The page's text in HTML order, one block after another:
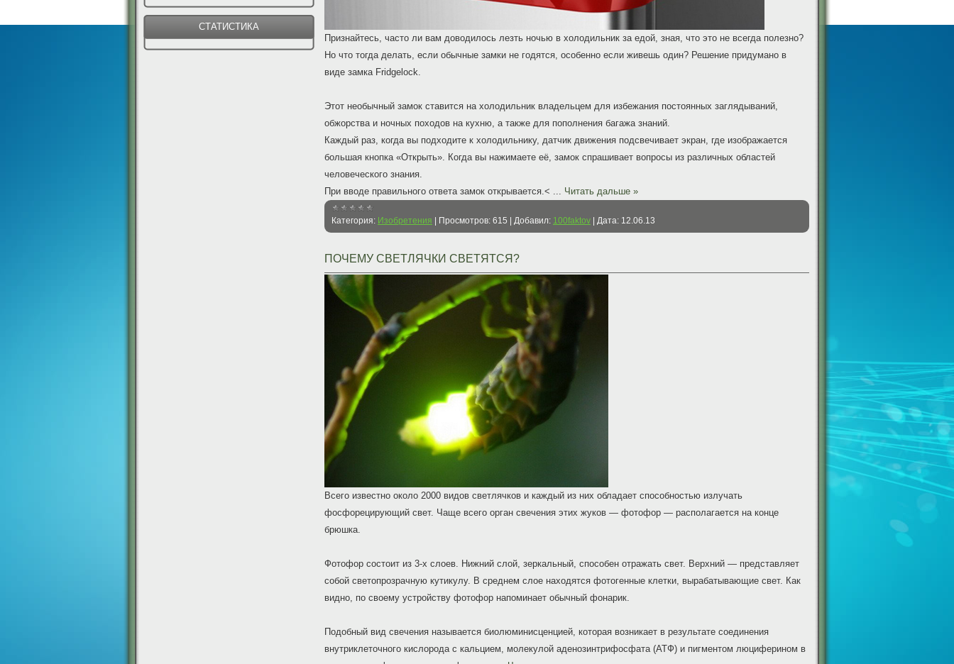
СТАТИСТИКА
Признайтесь, часто ли вам доводилось лезть ночью в холодильник за едой, зная, что это не всегда полезно?
Но что тогда делать, если обычные замки не годятся, особенно если живешь один? Решение придумано в
виде замка Fridgelock.
Этот необычный замок ставится на холодильник владельцем для избежания постоянных заглядываний,
обжорства и ночных походов на кухню, а также для пополнения багажа знаний.
Каждый раз, когда вы подходите к холодильнику, датчик движения подсвечивает экран, где изображается
большая кнопка «Открыть». Когда вы нажимаете её, замок спрашивает вопросы из различных областей
человеческого знания.
При вводе правильного ответа замок открывается.< ... Читать дальше »
Категория: Изобретения Просмотров: 615 Добавил: 100faktov Дата: 12.06.13
ПОЧЕМУ СВЕТЛЯЧКИ СВЕТЯТСЯ?
Всего известно около 2000 видов светлячков и каждый из них обладает способностью излучать
фосфорецирующий свет. Чаще всего орган свечения этих жуков — фотофор — располагается на конце
брюшка.
Фотофор состоит из 3-х слоев. Нижний слой, зеркальный, способен отражать свет. Верхний — представляет
собой светопрозрачную кутикулу. В среднем слое находятся фотогенные клетки, вырабатывающие свет. Как
видно, по своему устройству фотофор напоминает обычный фонарик.
Подобный вид свечения называется биолюминисценцией, которая возникает в результате соединения
внутриклеточного кислорода с кальцием, молекулой аденозинтрифосфата (АТФ) и пигментом люциферином в